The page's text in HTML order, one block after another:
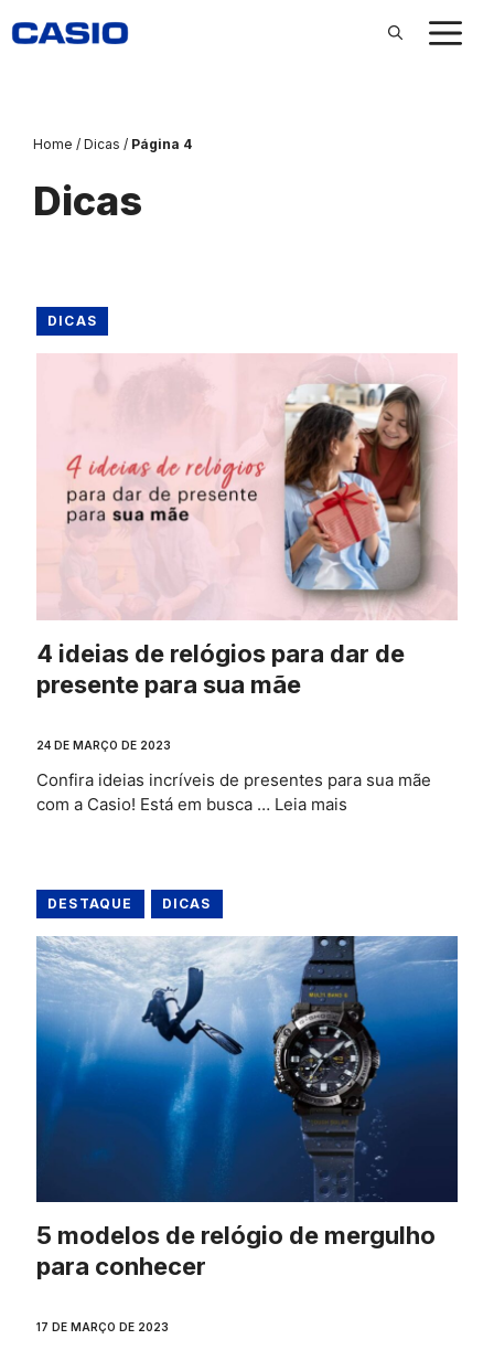
para
Home / Dicas / Página 4
Dicas
DICAS
4 ideias de relógios para dar de
presente para sua mãe
24 DE MARÇO DE 2023
Confira ideias incríveis de presentes para sua mãe
com a Casio! Está em busca … Leia mais
DESTAQUE DICAS
5 modelos de relógio de mergulho
para conhecer
17 DE MARÇO DE 2023